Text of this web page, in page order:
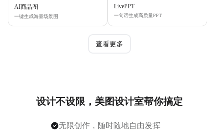
AI商品图
一键生成海量场景图
LivePPT
一句话生成高质量PPT
查看更多
设计不设限，美图设计室帮你搞定
无限创作，随时随地自由发挥